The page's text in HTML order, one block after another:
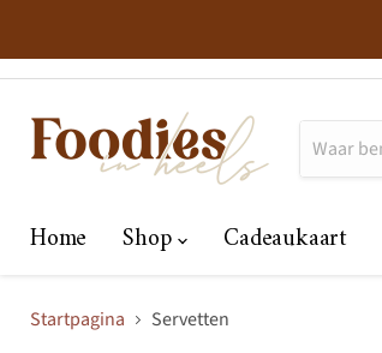
Home Shop Cadeaukaart
Startpagina Servetten